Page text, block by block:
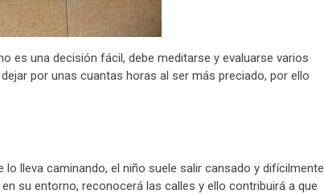
es una decisión fácil, debe meditarse y evaluarse varios
por unas cuantas horas al ser más preciado, por ello
lleva caminando, el niño suele salir cansado y difícilmente
su entorno, reconocerá las calles y ello contribuirá a que